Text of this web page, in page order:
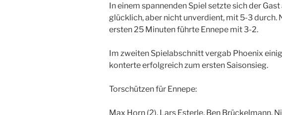
In einem spannenden Spiel setzte sich der
glücklich, aber nicht unverdient, mit 5-3 durch.
ersten 25 Minuten führte Ennepe mit 3-2.
Im zweiten Spielabschnitt vergab Phoenix
konterte erfolgreich zum ersten Saisonsieg.
Torschützen für Ennepe:
Max Horn (2), Lars Esterle, Ben Brückelmann,